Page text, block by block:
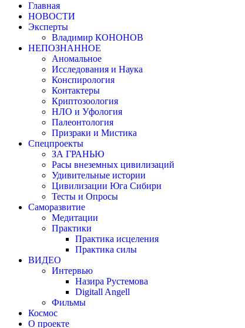
Главная
НОВОСТИ
Эксперты
Владимир КОНОНОВ
НЕПОЗНАННОЕ
Аномальное
Исследования и Наука
Конспирология
Контактеры
Криптозоология
НЛО и Уфология
Палеонтология
Призраки и Мистика
Спецпроекты
ЗА ГРАНЬЮ
Расы внеземных цивилизаций
Удивительные истории
Цивилизации Юга Сибири
Тесты и Опросы
Саморазвитие
Медитации
Практики
Практика исцеления
Практика силы
ВИДЕО
Интервью
Назира Рустемова
Digitall Angell
Фильмы
Космос
О проекте